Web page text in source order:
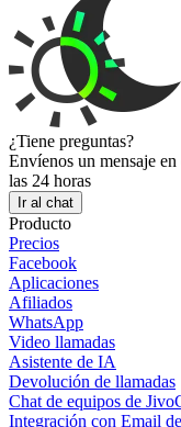
¿Tiene preguntas?
Envíenos un mensaje
las 24 horas
Ir al chat
Producto
Precios
Facebook
Aplicaciones
Afiliados
WhatsApp
Video llamadas
Asistente de IA
Devolución de llamadas
Chat de equipos de
Integración con Email